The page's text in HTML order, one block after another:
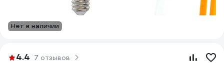
Нет в наличии
4.4 7 отзывов